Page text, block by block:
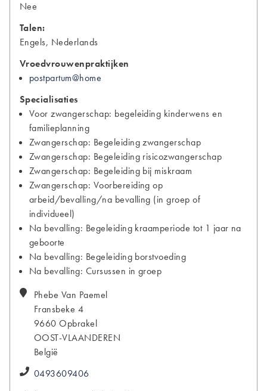
Nee
Talen:
Engels, Nederlands
Vroedvrouwenpraktijken
postpartum@home
Specialisaties
Voor zwangerschap: begeleiding kinderwens en
familieplanning
Zwangerschap: Begeleiding zwangerschap
Zwangerschap: Begeleiding risicozwangerschap
Zwangerschap: Begeleiding bij miskraam
Zwangerschap: Voorbereiding op
arbeid/bevalling/na bevalling (in groep of
individueel)
Na bevalling: Begeleiding kraamperiode tot 1 jaar na
geboorte
Na bevalling: Begeleiding borstvoeding
Na bevalling: Cursussen in groep
Phebe Van Paemel
Fransbeke 4
9660 Opbrakel
OOST-VLAANDEREN
België
0493609406